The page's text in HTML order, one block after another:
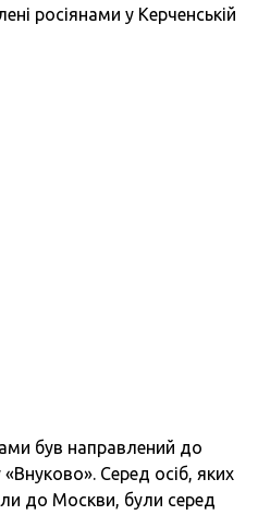
росіянами у Керченській
був направлений до
Серед осіб, яких
до Москви, були серед